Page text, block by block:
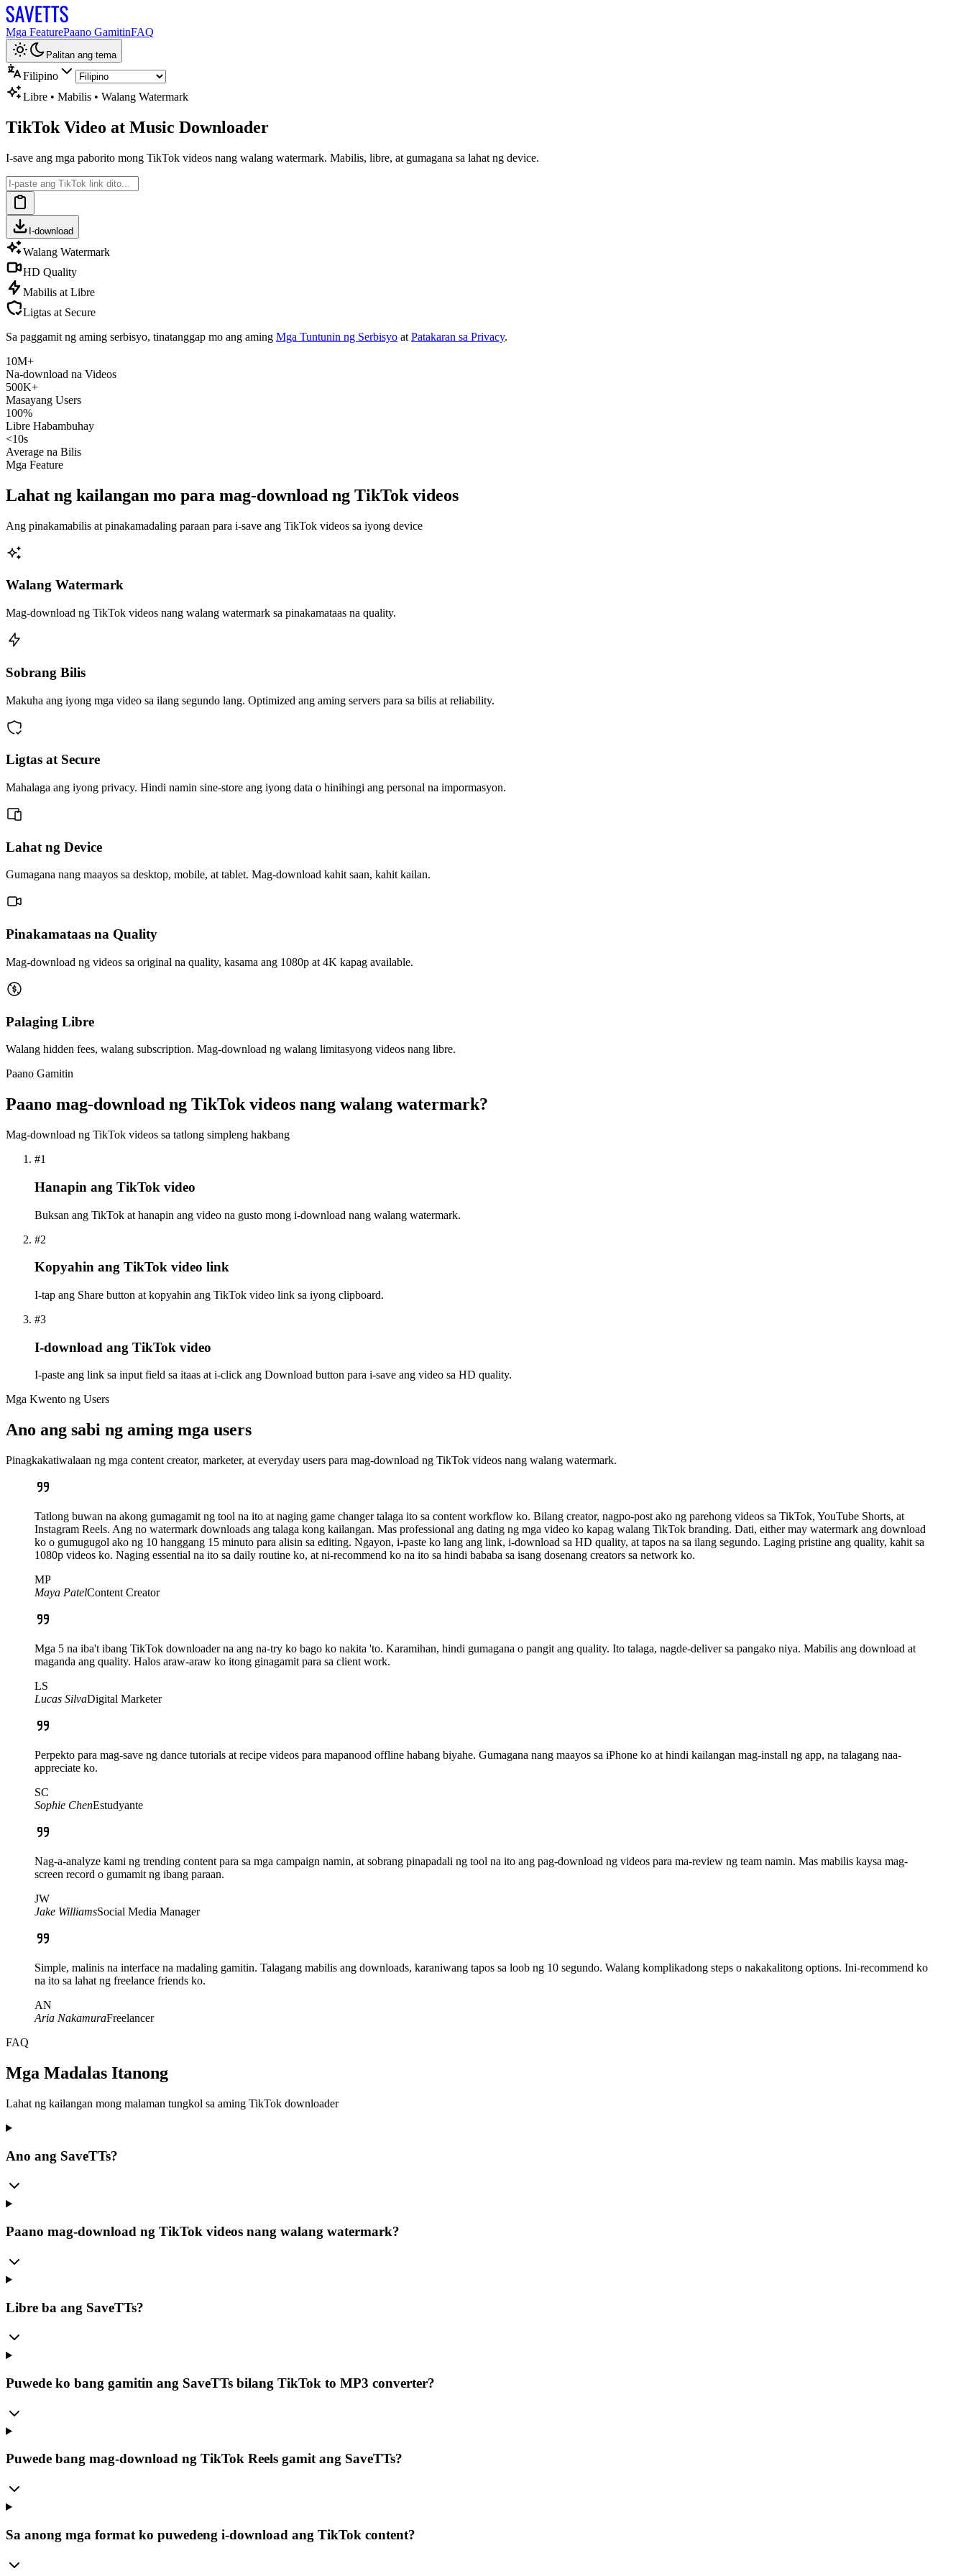
Mga FeaturePaano GamitinFAQ
Palitan ang tema
Filipino
Libre • Mabilis • Walang Watermark
TikTok Video at Music Downloader
I-save ang mga paborito mong TikTok videos nang walang watermark. Mabilis, libre, at gumagana sa lahat ng device.
I-download
Walang Watermark
HD Quality
Mabilis at Libre
Ligtas at Secure
Sa paggamit ng aming serbisyo, tinatanggap mo ang aming Mga Tuntunin ng Serbisyo at Patakaran sa Privacy.
10M+
Na-download na Videos
500K+
Masayang Users
100%
Libre Habambuhay
<10s
Average na Bilis
Mga Feature
Lahat ng kailangan mo para mag-download ng TikTok videos
Ang pinakamabilis at pinakamadaling paraan para i-save ang TikTok videos sa iyong device
Walang Watermark
Mag-download ng TikTok videos nang walang watermark sa pinakamataas na quality.
Sobrang Bilis
Makuha ang iyong mga video sa ilang segundo lang. Optimized ang aming servers para sa bilis at reliability.
Ligtas at Secure
Mahalaga ang iyong privacy. Hindi namin sine-store ang iyong data o hinihingi ang personal na impormasyon.
Lahat ng Device
Gumagana nang maayos sa desktop, mobile, at tablet. Mag-download kahit saan, kahit kailan.
Pinakamataas na Quality
Mag-download ng videos sa original na quality, kasama ang 1080p at 4K kapag available.
Palaging Libre
Walang hidden fees, walang subscription. Mag-download ng walang limitasyong videos nang libre.
Paano Gamitin
Paano mag-download ng TikTok videos nang walang watermark?
Mag-download ng TikTok videos sa tatlong simpleng hakbang
#1
Hanapin ang TikTok video
Buksan ang TikTok at hanapin ang video na gusto mong i-download nang walang watermark.
#2
Kopyahin ang TikTok video link
I-tap ang Share button at kopyahin ang TikTok video link sa iyong clipboard.
#3
I-download ang TikTok video
I-paste ang link sa input field sa itaas at i-click ang Download button para i-save ang video sa HD quality.
Mga Kwento ng Users
Ano ang sabi ng aming mga users
Pinagkakatiwalaan ng mga content creator, marketer, at everyday users para mag-download ng TikTok videos nang walang watermark.
Tatlong buwan na akong gumagamit ng tool na ito at naging game changer talaga ito sa content workflow ko. Bilang creator, nagpo-post ako ng parehong videos sa TikTok, YouTube Shorts, at
Instagram Reels. Ang no watermark downloads ang talaga kong kailangan. Mas professional ang dating ng mga video ko kapag walang TikTok branding. Dati, either may watermark ang download
ko o gumugugol ako ng 10 hanggang 15 minuto para alisin sa editing. Ngayon, i-paste ko lang ang link, i-download sa HD quality, at tapos na sa ilang segundo. Laging pristine ang quality, kahit sa
1080p videos ko. Naging essential na ito sa daily routine ko, at ni-recommend ko na ito sa hindi bababa sa isang dosenang creators sa network ko.
MP
Maya PatelContent Creator
Mga 5 na iba't ibang TikTok downloader na ang na-try ko bago ko nakita 'to. Karamihan, hindi gumagana o pangit ang quality. Ito talaga, nagde-deliver sa pangako niya. Mabilis ang download at
maganda ang quality. Halos araw-araw ko itong ginagamit para sa client work.
LS
Lucas SilvaDigital Marketer
Perpekto para mag-save ng dance tutorials at recipe videos para mapanood offline habang biyahe. Gumagana nang maayos sa iPhone ko at hindi kailangan mag-install ng app, na talagang naa-
appreciate ko.
SC
Sophie ChenEstudyante
Nag-a-analyze kami ng trending content para sa mga campaign namin, at sobrang pinapadali ng tool na ito ang pag-download ng videos para ma-review ng team namin. Mas mabilis kaysa mag-
screen record o gumamit ng ibang paraan.
JW
Jake WilliamsSocial Media Manager
Simple, malinis na interface na madaling gamitin. Talagang mabilis ang downloads, karaniwang tapos sa loob ng 10 segundo. Walang komplikadong steps o nakakalitong options. Ini-recommend ko
na ito sa lahat ng freelance friends ko.
AN
Aria NakamuraFreelancer
FAQ
Mga Madalas Itanong
Lahat ng kailangan mong malaman tungkol sa aming TikTok downloader
Ano ang SaveTTs?
Paano mag-download ng TikTok videos nang walang watermark?
Libre ba ang SaveTTs?
Puwede ko bang gamitin ang SaveTTs bilang TikTok to MP3 converter?
Puwede bang mag-download ng TikTok Reels gamit ang SaveTTs?
Sa anong mga format ko puwedeng i-download ang TikTok content?